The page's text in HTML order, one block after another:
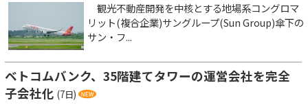
観光不動産開発を中核とする地場系コングロマ
リット(複合企業)サングループ(Sun Group)傘下の
サン・フ...
ベトコムバンク、35階建てタワーの運営会社を完全
子会社化 (7日)